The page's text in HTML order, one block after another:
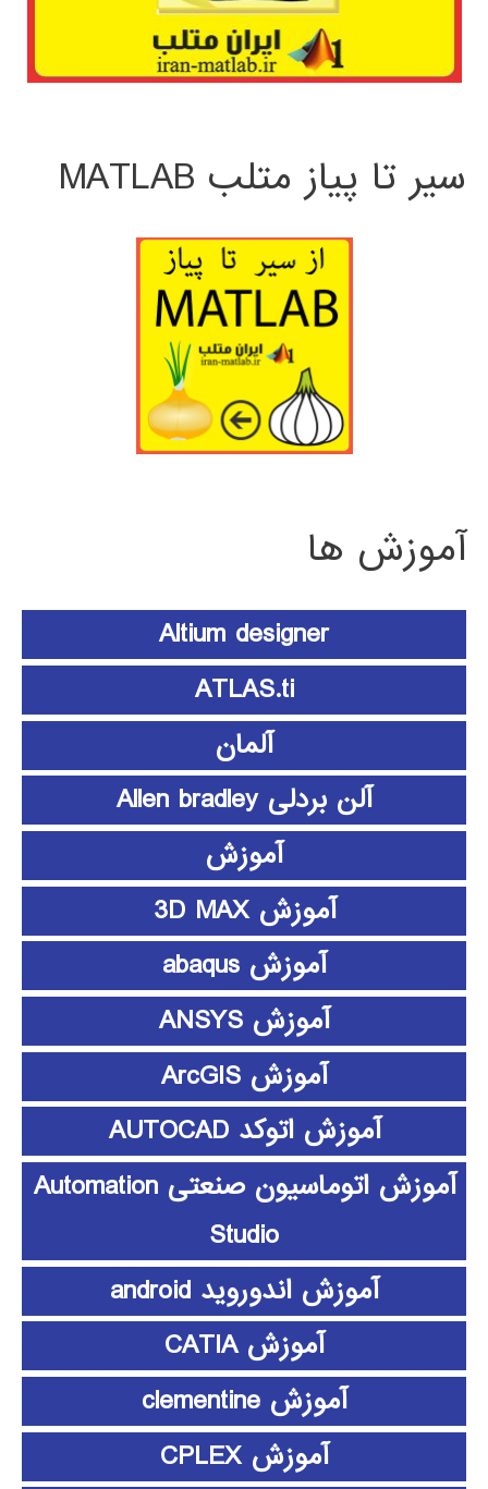
سیر تا پیاز متلب MATLAB
آموزش ها
Altium designer
ATLAS.ti
آلمان
آلن بردلی Allen bradley
آموزش
آموزش 3D MAX
آموزش abaqus
آموزش ANSYS
آموزش ArcGIS
آموزش اتوکد AUTOCAD
آموزش اتوماسیون صنعتی Automation
Studio
آموزش اندوروید android
آموزش CATIA
آموزش clementine
آموزش CPLEX